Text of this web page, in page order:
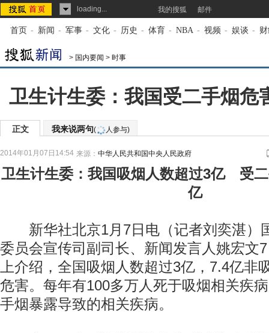
loading... 我的搜狐 邮件
首页 - 新闻 - 军事 - 文化 - 历史 - 体育 - NBA - 视频 - 娱谈 -
> 国内要闻 > 时事
卫生计生委：我国受二手烟危
正文 我来说两句( 人参与)
2014年01月07日14:54 来源： 中华人民共和国中央人民政府
卫生计生委：我国吸烟人数超过3亿 受
亿
新华社北京1月7日电（记者刘奕湛）
委员会宣传司副司长、新闻发言人姚宏文
上介绍，全国吸烟人数超过3亿，7.4亿非
危害。每年有100多万人死于吸烟相关疾
手烟暴露导致的相关疾病。